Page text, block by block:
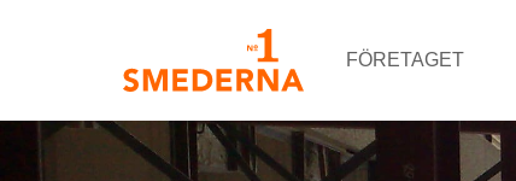
FÖRETAGET